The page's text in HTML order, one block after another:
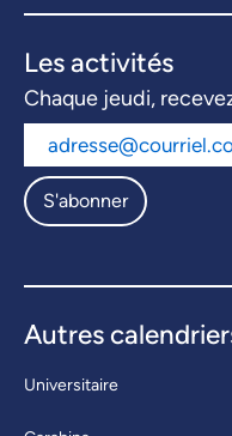
Les activités
Chaque jeudi,
S'abonner
Autres
Universitaire